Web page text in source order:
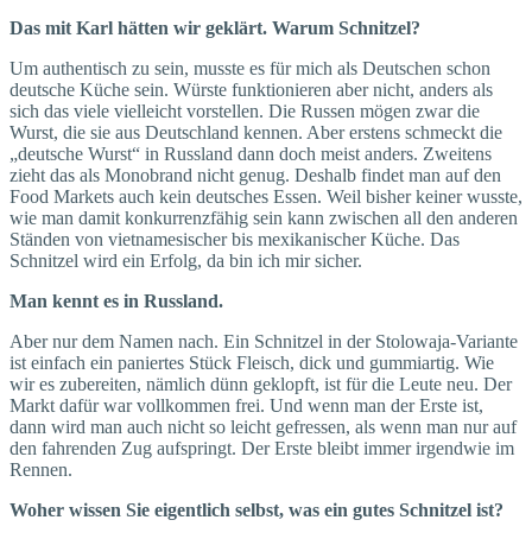
Das mit Karl hätten wir geklärt. Warum Schnitzel?
Um authentisch zu sein, musste es für mich als Deutschen schon
deutsche Küche sein. Würste funktionieren aber nicht, anders als
sich das viele vielleicht vorstellen. Die Russen mögen zwar die
Wurst, die sie aus Deutschland kennen. Aber erstens schmeckt die
„deutsche Wurst“ in Russland dann doch meist anders. Zweitens
zieht das als Monobrand nicht genug. Deshalb findet man auf den
Food Markets auch kein deutsches Essen. Weil bisher keiner wusste,
wie man damit konkurrenzfähig sein kann zwischen all den anderen
Ständen von vietnamesischer bis mexikanischer Küche. Das
Schnitzel wird ein Erfolg, da bin ich mir sicher.
Man kennt es in Russland.
Aber nur dem Namen nach. Ein Schnitzel in der Stolowaja-Variante
ist einfach ein paniertes Stück Fleisch, dick und gummiartig. Wie
wir es zubereiten, nämlich dünn geklopft, ist für die Leute neu. Der
Markt dafür war vollkommen frei. Und wenn man der Erste ist,
dann wird man auch nicht so leicht gefressen, als wenn man nur auf
den fahrenden Zug aufspringt. Der Erste bleibt immer irgendwie im
Rennen.
Woher wissen Sie eigentlich selbst, was ein gutes Schnitzel ist?